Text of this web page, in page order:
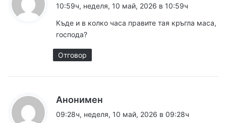
а
а
10:59ч, неделя, 10 май, 2026 в 10:59ч
Къде и в колко часа правите тая кръгла маса,
господа?
Отговор
Анонимен
а
09:28ч, неделя, 10 май, 2026 в 09:28ч